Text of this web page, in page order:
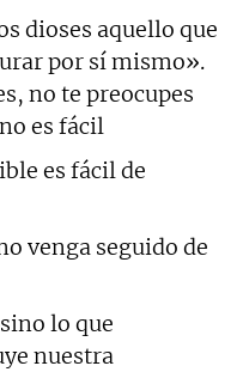
dioses aquello que
por sí mismo».
no te preocupes
es fácil
es fácil de
venga seguido de
lo que
nuestra